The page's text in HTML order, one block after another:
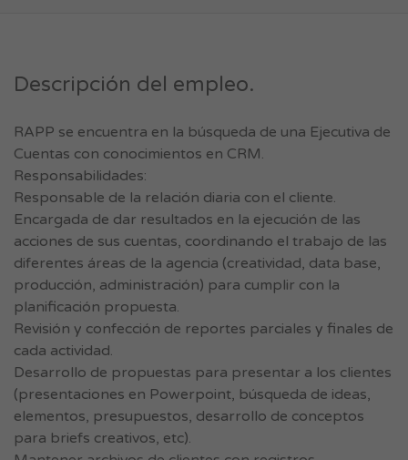
Descripción del empleo.
RAPP se encuentra en la búsqueda de una Ejecutiva de
Cuentas con conocimientos en CRM.
Responsabilidades:
Responsable de la relación diaria con el cliente.
Encargada de dar resultados en la ejecución de las
acciones de sus cuentas, coordinando el trabajo de las
diferentes áreas de la agencia (creatividad, data base,
producción, administración) para cumplir con la
planificación propuesta.
Revisión y confección de reportes parciales y finales de
cada actividad.
Desarrollo de propuestas para presentar a los clientes
(presentaciones en Powerpoint, búsqueda de ideas,
elementos, presupuestos, desarrollo de conceptos
para briefs creativos, etc).